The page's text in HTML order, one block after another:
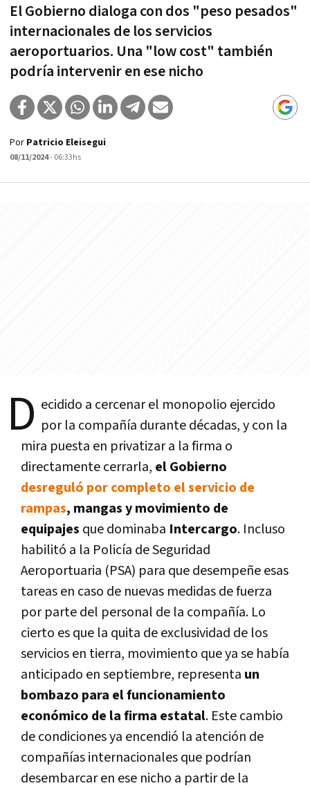
El Gobierno dialoga con dos "peso pesados"
internacionales de los servicios
aeroportuarios. Una "low cost" también
podría intervenir en ese nicho
Por Patricio Eleisegui
08/11/2024- 06:33hs
D ecidido a cercenar el monopolio ejercido
por la compañía durante décadas, y con la
mira puesta en privatizar a la firma o
directamente cerrarla, el Gobierno
desreguló por completo el servicio de
rampas, mangas y movimiento de
equipajes que dominaba Intercargo. Incluso
habilitó a la Policía de Seguridad
Aeroportuaria (PSA) para que desempeñe esas
tareas en caso de nuevas medidas de fuerza
por parte del personal de la compañía. Lo
cierto es que la quita de exclusividad de los
servicios en tierra, movimiento que ya se había
anticipado en septiembre, representa un
bombazo para el funcionamiento
económico de la firma estatal. Este cambio
de condiciones ya encendió la atención de
compañías internacionales que podrían
desembarcar en ese nicho a partir de la